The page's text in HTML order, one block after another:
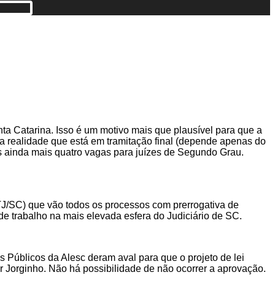
Catarina. Isso é um motivo mais que plausível para que a
realidade que está em tramitação final (depende apenas do
mais quatro vagas para juízes de Segundo Grau.
SC) que vão todos os processos com prerrogativa de
trabalho na mais elevada esfera do Judiciário de SC.
Públicos da Alesc deram aval para que o projeto de lei
Não há possibilidade de não ocorrer a aprovação.